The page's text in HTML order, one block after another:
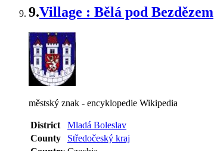
9.Village : Bělá pod Bezdězem
městský znak - encyklopedie Wikipedia
District
Mladá Boleslav
County
Středočeský kraj